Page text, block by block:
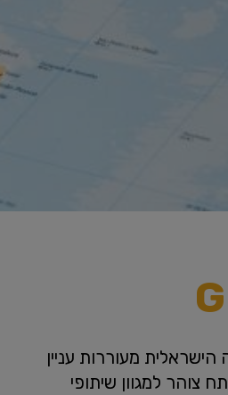
מעוררות עניין
צוהר למגוון שיתופי